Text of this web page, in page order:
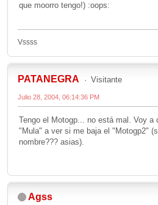
que moorro tengo!) :oops:
Vssss
PATANEGRA Visitante
Julio 28, 2004, 06:14:36 PM
Tengo el Motogp... no está mal. Voy a
"Mula" a ver si me baja el "Motogp2"
nombre??? asias).
Agss